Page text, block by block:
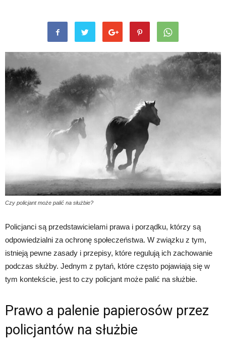
Czy policjant może palić na służbie?
Policjanci są przedstawicielami prawa i porządku, którzy są
odpowiedzialni za ochronę społeczeństwa. W związku z tym,
istnieją pewne zasady i przepisy, które regulują ich zachowanie
podczas służby. Jednym z pytań, które często pojawiają się w
tym kontekście, jest to czy policjant może palić na służbie.
Prawo a palenie papierosów przez
policjantów na służbie